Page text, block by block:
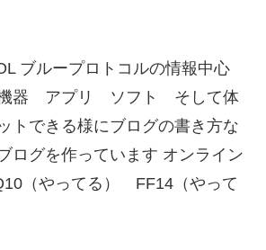
ブループロトコルの情報中心
器 アプリ ソフト そして体
トできる様にブログの書き方な
ログを作っています オンライン
（やってる） FF14（やって